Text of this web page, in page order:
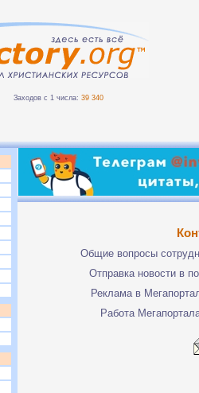
Заходов с 1 числа: 39 340
Общие вопросы
Отправка новости в
Реклама в
Работа